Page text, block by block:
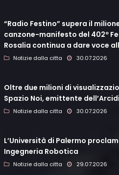
“Radio Festino” supera il
canzone-manifesto del 402º
Rosalia continua a dare voce
Notizie dalla citta 30.07.2026
Oltre due milioni di
Spazio Noi, emittente
Notizie dalla citta 30.07.2026
L’Università di Palermo
Ingegneria Robotica
Notizie dalla citta 29.07.2026